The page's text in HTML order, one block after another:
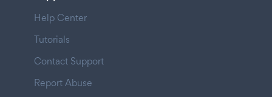
Help Center
Tutorials
Contact Support
Report Abuse